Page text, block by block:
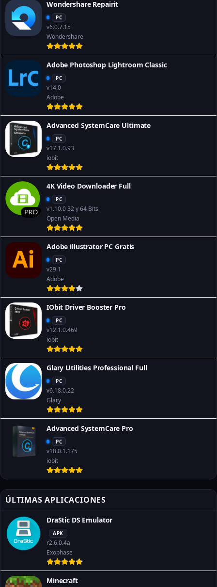
Wondershare Repairit
PC
v6.0.7.15
Wondershare
Adobe Photoshop Lightroom Classic
PC
v14.0
Adobe
Advanced SystemCare Ultimate
PC
v17.1.0.93
iobit
4K Video Downloader Full
PC
v1.10.0 32 y 64 Bits
Open Media
Adobe illustrator PC Gratis
PC
v29.1
Adobe
IObit Driver Booster Pro
PC
v12.1.0.469
iobit
Glary Utilities Professional Full
PC
v6.18.0.22
Glary
Advanced SystemCare Pro
PC
v18.0.1.175
iobit
ÚLTIMAS APLICACIONES
DraStic DS Emulator
APK
r2.6.0.4a
Exophase
Minecraft